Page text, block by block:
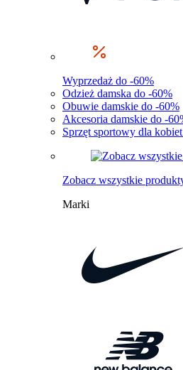
Wyprzedaż do -60%
Odzież damska do -60%
Obuwie damskie do -60%
Akcesoria damskie do -
Sprzęt sportowy dla
Zobacz wszystkie
Marki